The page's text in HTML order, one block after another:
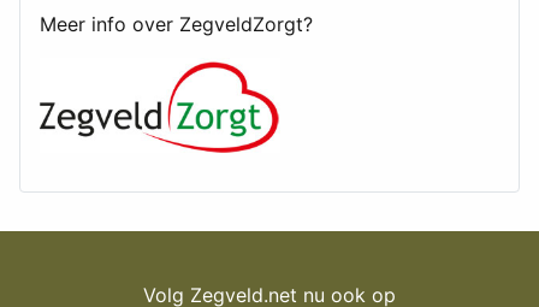
Meer info over ZegveldZorgt?
Volg Zegveld.net nu ook op